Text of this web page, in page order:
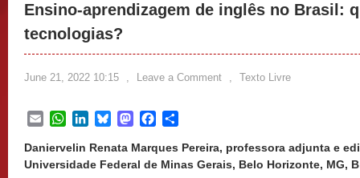
Ensino-aprendizagem de inglês no Brasil:
tecnologias?
June 21, 2022 10:15 , Leave a Comment , Texto Livre
EmailWhatsApp
LinkedInBlueskyMastodonFacebook
Daniervelin Renata Marques Pereira, professora adjunta e
Universidade Federal de Minas Gerais, Belo Horizonte, MG,